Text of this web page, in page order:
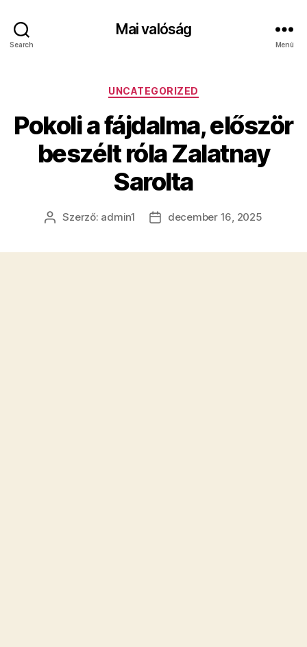
Search
Mai valóság
Menü
Kategóriák
UNCATEGORIZED
Pokoli a fájdalma, először
beszélt róla Zalatnay
Sarolta
Bejegyzés
Szerző: admin1
Bejegyzés
december 16, 2025